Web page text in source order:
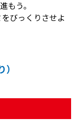
もう。
びっくりさせよ